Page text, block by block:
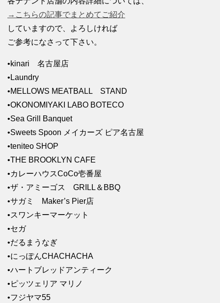
→こちらの記事でまとめてご紹介
していますので、よろしければ
ご参考になさって下さい。
•kinari 名古屋店
•Laundry
•MELLOWS MEATBALL STAND
•OKONOMIYAKI LABO BOTECO
•Sea Grill Banquet
•Sweets Spoon メイカーズ ピア名古屋
•teniteo SHOP
•THE BROOKLYN CAFE
•カレーハウスCoCo壱番屋
•ザ・アミーゴス GRILL＆BBQ
•サガミ Maker’s Pier店
•スワンキーマーケット
•セガ
•だるまうなぎ
•にっぽんCHACHACHA
•ハートブレッドアンティーク
•ピッツェリア マリノ
•フジヤマ55